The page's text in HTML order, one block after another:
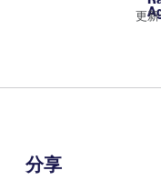
更
分享